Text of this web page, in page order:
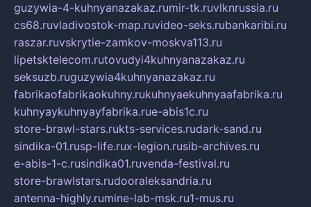
guzywia-4-kuhnyanazakaz.rumir-tk.ruvlknrussia.ru
cs68.ruvladivostok-map.ruvideo-seks.rubankaribi.ru
raszar.ruvskrytie-zamkov-moskva113.ru
lipetsktelecom.rutovudyi4kuhnyanazakaz.ru
seksuzb.ruguzywia4kuhnyanazakaz.ru
fabrikaofabrikaokuhny.rukuhnyaekuhnyaafabrika.ru
kuhnyaykuhnyayfabrika.rue-abis1c.ru
store-brawl-stars.rukts-services.rudark-sand.ru
sindika-01.rusp-life.rux-legion.rusib-archives.ru
e-abis-1-c.rusindika01.ruvenda-festival.ru
store-brawlstars.rudooraleksandria.ru
antenna-highly.rumine-lab-msk.ru1-mus.ru